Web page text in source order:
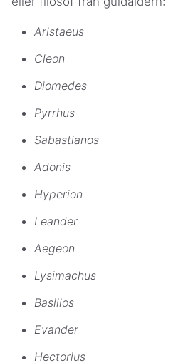
Aristaeus
Cleon
Diomedes
Pyrrhus
Sabastianos
Adonis
Hyperion
Leander
Aegeon
Lysimachus
Basilios
Evander
Hectorius